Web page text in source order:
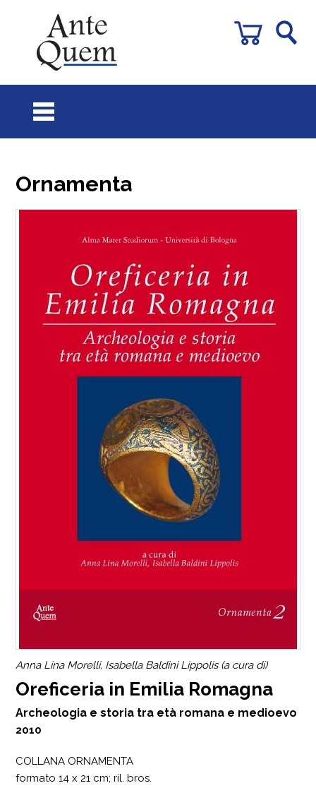
Ornamenta
Anna Lina Morelli, Isabella Baldini Lippolis (a cura di)
Oreficeria in Emilia Romagna
Archeologia e storia tra età romana e medioevo
2010
COLLANA ORNAMENTA
formato 14 x 21 cm; ril. bros.